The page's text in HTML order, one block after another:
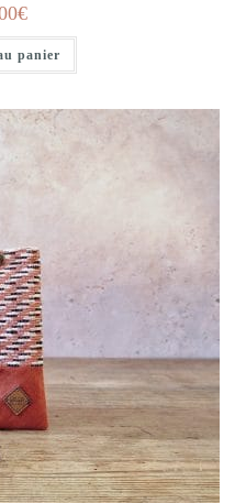
€
panier